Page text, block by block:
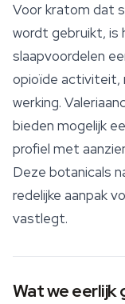
Voor kratom dat
wordt gebruikt,
slaapvoordelen
opioïde activiteit,
werking.
bieden mogelijk
profiel met
Deze botanicals
redelijke aanpak
vastlegt.
Wat we